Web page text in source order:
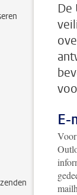
De
E-